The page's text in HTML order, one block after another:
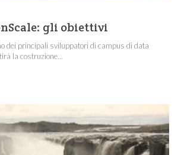
gli obiettivi
dei principali sviluppatori di campus di data
la costruzione...